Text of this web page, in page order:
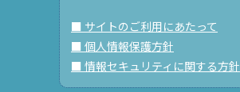
■ サイトのご利用にあたって
■ 個人情報保護方針
■ 情報セキュリティに関する方針